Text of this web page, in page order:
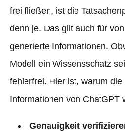
frei fließen, ist die
denn je. Das gilt auch für
generierte Informationen.
Modell ein Wissensschatz
fehlerfrei. Hier ist, warum die
Informationen von ChatGPT
Genauigkeit